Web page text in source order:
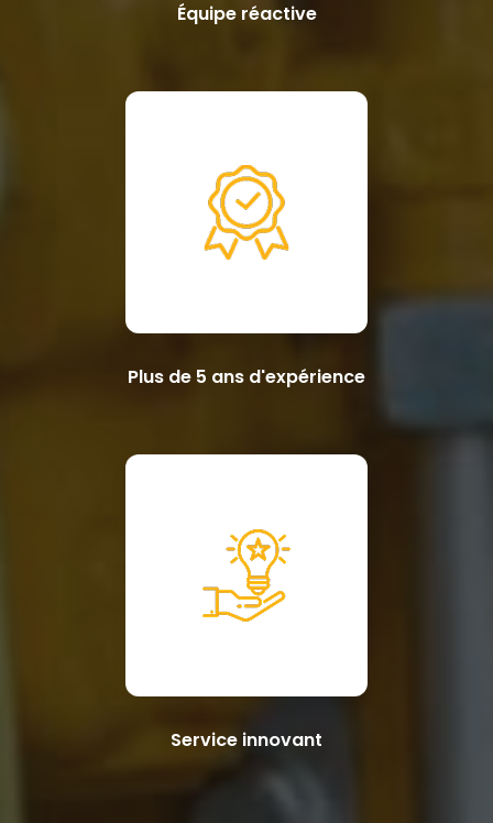
Équipe réactive
Plus de 5 ans d'expérience
Service innovant